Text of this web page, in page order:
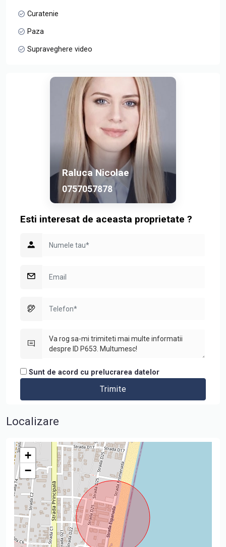
Curatenie
Paza
Supraveghere video
Raluca Nicolae
0757057878
Esti interesat de aceasta proprietate ?
Sunt de acord cu prelucrarea datelor
Localizare
+
−